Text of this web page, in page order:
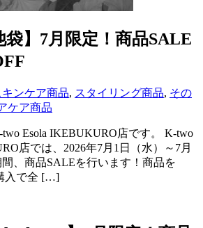
袋】7月限定！商品SALE
キンケア商品, スタイリング商品, その
ケア商品
Esola IKEBUKURO店です。 K-two
店では、2026年7月1日（水）～7月
、商品SALEを行います！商品を
入で全 […]